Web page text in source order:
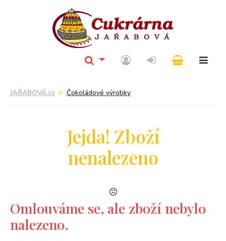
JAŘABOVÁ.cz Čokoládové výrobky
Jejda! Zboží
nenalezeno
Omlouváme se, ale zboží nebylo
nalezeno.